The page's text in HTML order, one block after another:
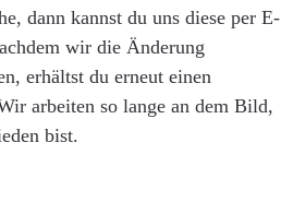
dann kannst du uns diese per E-
wir die Änderung
erhältst du erneut einen
arbeiten so lange an dem Bild,
bist.